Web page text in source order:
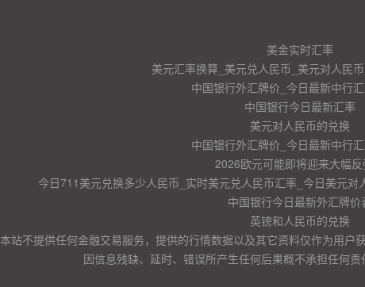
美金实时汇率
美元汇率换算_美元兑人民币_美元对人民
中国银行外汇牌价_今日最新中行
中国银行今日最新汇率
美元对人民币的兑换
中国银行外汇牌价_今日最新中行
2026欧元可能即将迎来大幅反
今日711美元兑换多少人民币_实时美元兑人民币汇率_今日美元
中国银行今日最新外汇牌价
英镑和人民币的兑换
本站不提供任何金融交易服务，提供的行情数据以及其它资料仅作为用户
因信息残缺、延时、错误所产生任何后果概不承担任何责